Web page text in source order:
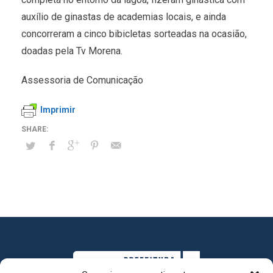
auxílio de ginastas de academias locais, e ainda
concorreram a cinco bibicletas sorteadas na ocasião,
doadas pela Tv Morena.
Assessoria de Comunicação
Imprimir